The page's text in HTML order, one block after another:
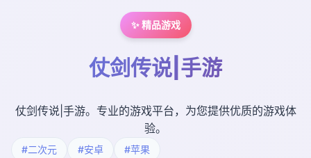
✨ 精品游戏
仗剑传说|手游
仗剑传说|手游。专业的游戏平台，为您提供优质的游戏体
验。
#二次元 #安卓 #苹果